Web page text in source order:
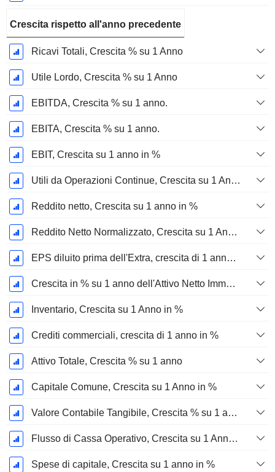
Crescita rispetto all'anno precedente
Ricavi Totali, Crescita % su 1 Anno
Utile Lordo, Crescita % su 1 Anno
EBITDA, Crescita % su 1 anno.
EBITA, Crescita % su 1 anno.
EBIT, Crescita su 1 anno in %
Utili da Operazioni Continue, Crescita su 1 Anno in %
Reddito netto, Crescita su 1 anno in %
Reddito Netto Normalizzato, Crescita su 1 Anno in %
EPS diluito prima dell'Extra, crescita di 1 anno %
Crescita in % su 1 anno dell'Attivo Netto Immobilizzato Materiale
Inventario, Crescita su 1 Anno in %
Crediti commerciali, crescita di 1 anno in %
Attivo Totale, Crescita % su 1 anno
Capitale Comune, Crescita su 1 Anno in %
Valore Contabile Tangibile, Crescita % su 1 anno
Flusso di Cassa Operativo, Crescita su 1 Anno in %
Spese di capitale, Crescita su 1 anno in %